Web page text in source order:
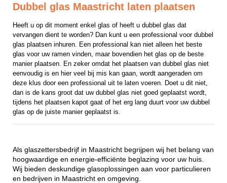
Dubbel glas Maastricht laten plaatsen
Heeft u op dit moment enkel glas of heeft u dubbel glas dat
vervangen dient te worden? Dan kunt u een professional voor dubbel
glas plaatsen inhuren. Een professional kan niet alleen het beste
glas voor uw ramen vinden, maar bovendien het glas op de beste
manier plaatsen. En zeker omdat het plaatsen van dubbel glas niet
eenvoudig is en hier veel bij mis kan gaan, wordt aangeraden om
deze klus door een professional uit te laten voeren. Doet u dit niet,
dan is de kans groot dat uw dubbel glas niet goed geplaatst wordt,
tijdens het plaatsen kapot gaat of het erg lang duurt voor uw dubbel
glas op de juiste manier geplaatst is.
Als glaszettersbedrijf in Maastricht begrijpen wij het belang van
hoogwaardige en energie-efficiënte beglazing voor uw huis.
Wij bieden deskundige glasoplossingen aan voor particulieren
en bedrijven in Maastricht en omgeving.